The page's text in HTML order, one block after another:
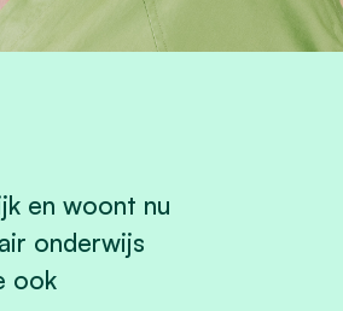
en woont nu
onderwijs
ook